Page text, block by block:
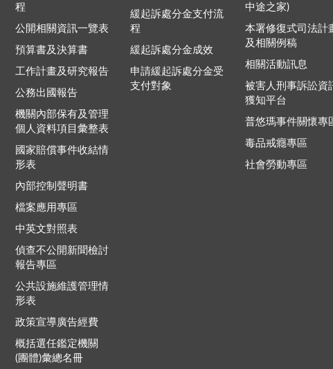
程
公開相關資訊一覽表
預算書及決算書
工作計畫及研究報告
公務出國報告
機關內部保有及管理
個人資料項目彙整表
國家賠償事件收結情
形表
內部控制聲明書
檔案應用專區
中英文對照表
偵查不公開新聞檢討
報告專區
公共設施維護管理情
形表
政策宣導廣告經費
概括選任鑑定機關
(團體)彙總名冊
緩起訴處分金支付流
程
緩起訴處分金成效
申請緩起訴處分金受
支付對象
中途之家)
本署修復式司法計
及相關例稿
相關活動訊息
被害人刑事訴訟資
獲知平台
普悠瑪事件關懷專
毒品戒癮專區
社會勞動專區